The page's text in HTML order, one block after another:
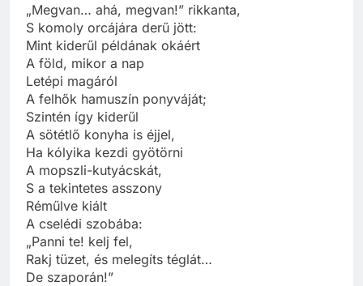
„Megvan… ahá, megvan!” rikkanta,
S komoly orcájára derű jött:
Mint kiderűl példának okáért
A föld, mikor a nap
Letépi magáról
A felhők hamuszín ponyváját;
Szintén így kiderűl
A sötétlő konyha is éjjel,
Ha kólyika kezdi gyötörni
A mopszli-kutyácskát,
S a tekintetes asszony
Réműlve kiált
A cselédi szobába:
„Panni te! kelj fel,
Rakj tüzet, és melegíts téglát…
De szaporán!”